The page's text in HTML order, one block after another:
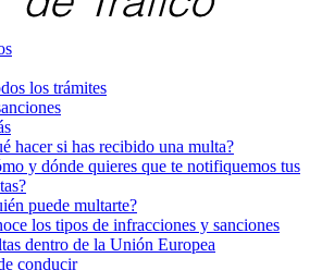
los trámites
hacer si has recibido una multa?
y dónde quieres que te notifiquemos tus
puede multarte?
los tipos de infracciones y sanciones
dentro de la Unión Europea
conducir